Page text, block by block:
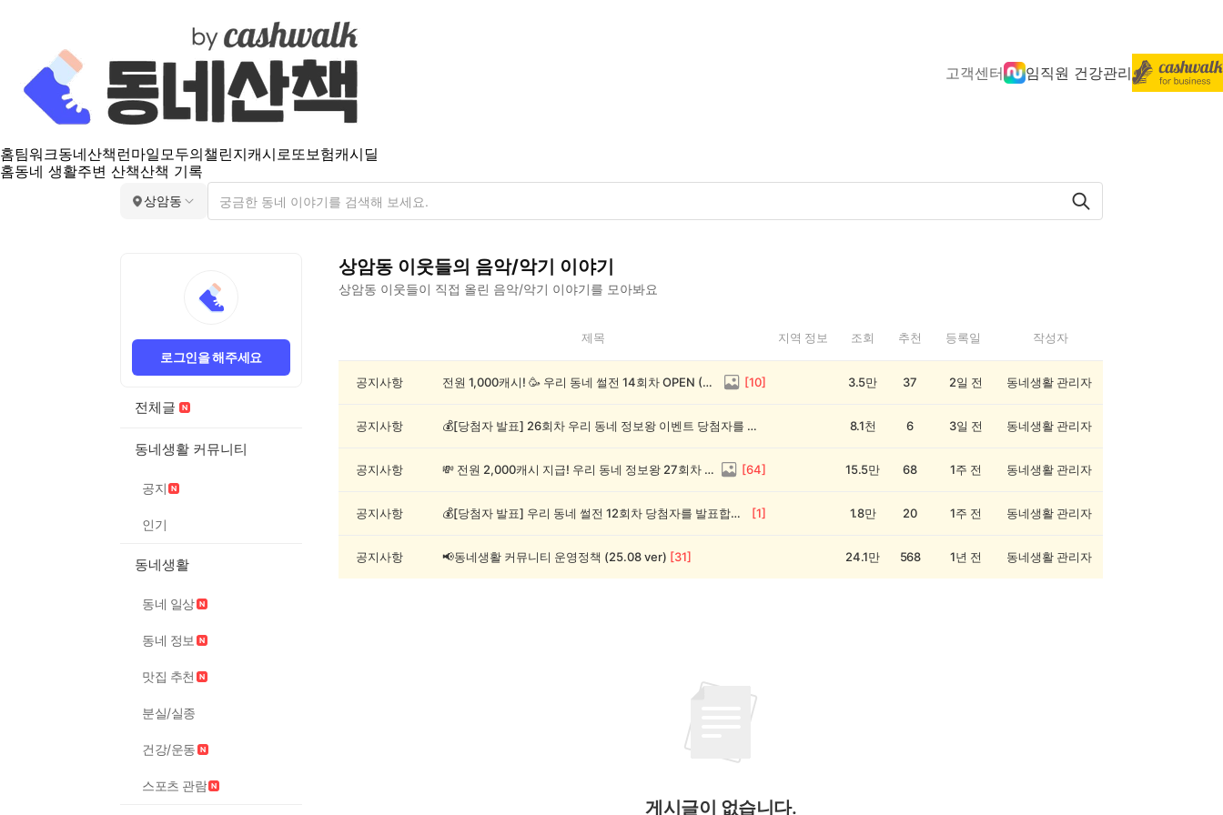
고객센터 임직원 건강관리
홈팀워크동네산책 런마일모두의챌린지캐시로또보험캐시딜
홈동네 생활주변 산책산책 기록
상암동
로그인을 해주세요
전체글
동네생활 커뮤니티
공지
인기
동네생활
동네 일상
동네 정보
맛집 추천
분실/실종
건강/운동
스포츠 관람
상암동 이웃들의 음악/악기 이야기
상암동 이웃들이 직접 올린 음악/악기 이야기를 모아봐요
동
제목 지역 정보 조회 추천 등록일 작성자
공지사항 전원 1,000캐시! 🥳 우리 동네 썰전 14회차 OPEN (~8/17) [10] 3.5만 37 2일 전 동네생활 관리자
공지사항 💰[당첨자 발표] 26회차 우리 동네 정보왕 이벤트 당첨자를 발표합니다! 8.1천 6 3일 전 동네생활 관리자
공지사항 💸 전원 2,000캐시 지급! 우리 동네 정보왕 27회차 (~8/10) [64] 15.5만 68 1주 전 동네생활 관리자
공지사항 💰[당첨자 발표] 우리 동네 썰전 12회차 당첨자를 발표합니다! [1] 1.8만 20 1주 전 동네생활 관리자
공지사항 📢동네생활 커뮤니티 운영정책 (25.08 ver) [31] 24.1만 568 1년 전 동네생활 관리자
게시글이 없습니다.